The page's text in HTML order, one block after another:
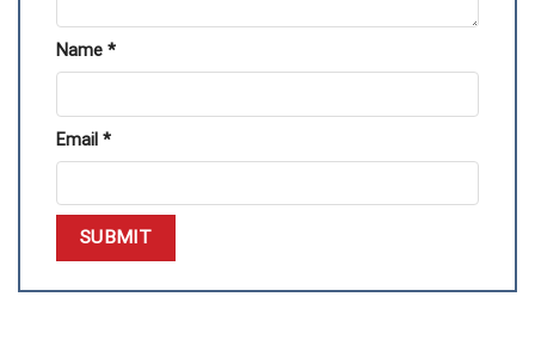
‘- Hỗ trợ kết nối 2 dải mạng cùng lúc
– Xem, xem lại, sao lưu, kết nối với PTZ hoặc bàn phím
USB 2.0
– Hỗ trợ tên miền miễn phí hoặc p2p miễn phí
Tại sao chọn Đầu ghi hình 16 kênh IP TD-3316B2-A1 của
Camera Ayun
Name *
Email *